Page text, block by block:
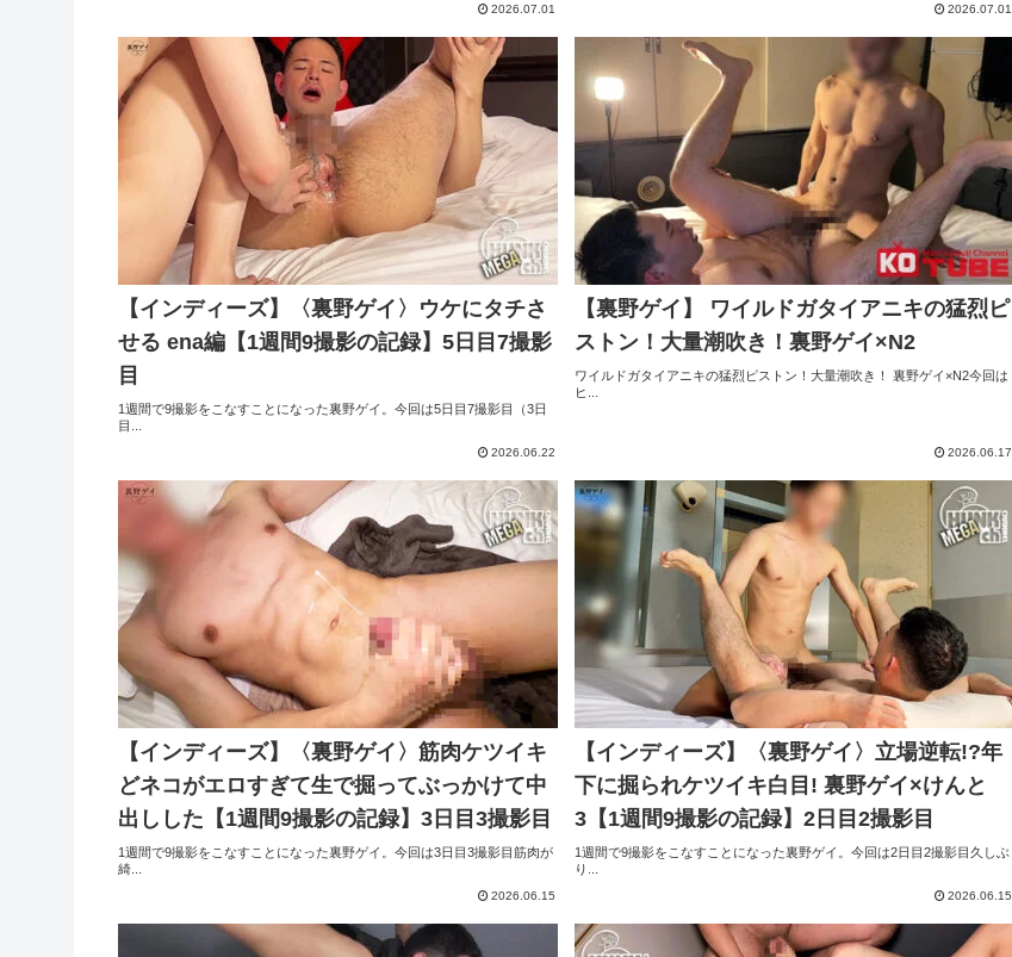
2026.07.01 2026.07.01
【インディーズ】〈裏野ゲイ〉ウケにタチさ
せる ena編【1週間9撮影の記録】5日目7撮影
目
1週間で9撮影をこなすことになった裏野ゲイ。今回は5日目7撮影目（3日
目...
2026.06.22
【裏野ゲイ】 ワイルドガタイアニキの猛烈ピ
ストン！大量潮吹き！裏野ゲイ×N2
ワイルドガタイアニキの猛烈ピストン！大量潮吹き！ 裏野ゲイ×N2今回は
ヒ...
2026.06.17
【インディーズ】〈裏野ゲイ〉筋肉ケツイキ
どネコがエロすぎて生で掘ってぶっかけて中
出しした【1週間9撮影の記録】3日目3撮影目
1週間で9撮影をこなすことになった裏野ゲイ。今回は3日目3撮影目筋肉が
綺...
2026.06.15
【インディーズ】〈裏野ゲイ〉立場逆転!?年
下に掘られケツイキ白目! 裏野ゲイ×けんと
3【1週間9撮影の記録】2日目2撮影目
1週間で9撮影をこなすことになった裏野ゲイ。今回は2日目2撮影目久しぶ
り...
2026.06.15